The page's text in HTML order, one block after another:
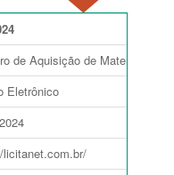
de Aquisição de Materiais
Eletrônico
licitanet.com.br/